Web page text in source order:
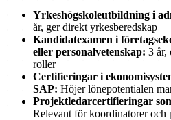
Yrkeshögskoleutbildning i
år, ger direkt yrkesberedskap
Kandidatexamen i
eller personalvetenskap: 3 år,
roller
Certifieringar i
SAP: Höjer lönepotentialen
Projektledarcertifieringar
Relevant för koordinatorer och